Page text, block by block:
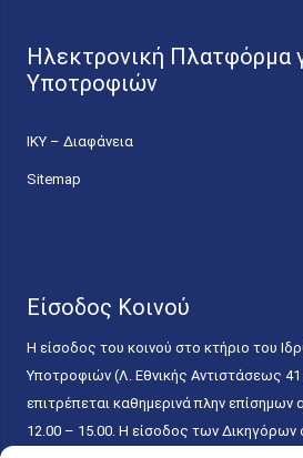
Ηλεκτρονική Πλατφόρμα
Υποτροφιών
ΙΚΥ – Διαφάνεια
Sitemap
Είσοδος Κοινού
Η είσοδος του κοινού στο κτήριο του
Υποτροφιών (Λ. Εθνικής Αντιστάσεως 41
επιτρέπεται καθημερινά πλην
12.00 – 15.00. Η είσοδος των Δικηγόρων